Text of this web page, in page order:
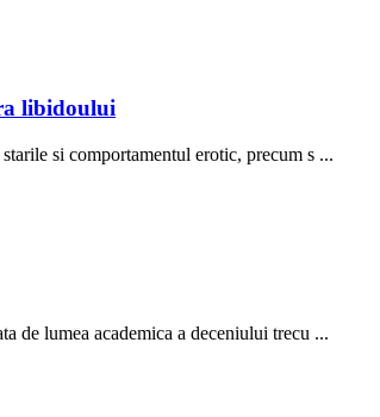
libidoului
si comportamentul erotic, precum s ...
de lumea academica a deceniului trecu ...